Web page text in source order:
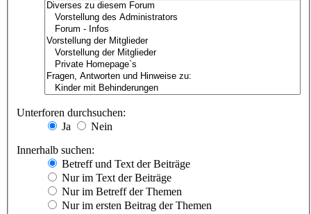
Unterforen durchsuchen:
Ja
Nein
Innerhalb suchen:
Betreff und Text der Beiträge
Nur im Text der Beiträge
Nur im Betreff der Themen
Nur im ersten Beitrag der Themen